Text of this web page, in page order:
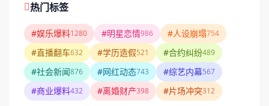
热门标签
#娱乐爆料1280 #明星恋情986 #人设崩塌754
#直播翻车632 #学历造假521 #合约纠纷489
#社会新闻876 #网红动态743 #综艺内幕567
#商业爆料432 #离婚财产398 #片场冲突312